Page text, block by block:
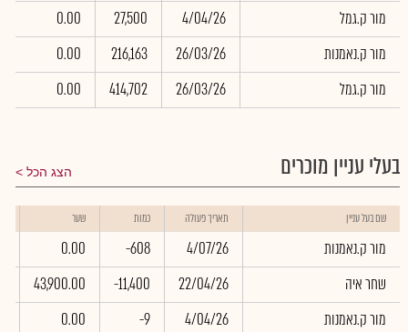
מור ק.גמל
4/04/26
27,500
0.00
מור ק.נאמנות
26/03/26
216,163
0.00
מור ק.גמל
26/03/26
414,702
0.00
בעלי עניין מוכרים הצג הכל
שם בעל עניין תאריך פעולה כמות שער
מור ק.נאמנות 4/07/26
-608
0.00
שחר איה
22/04/26
-11,400
43,900.00
מור ק.נאמנות
4/04/26
-9
0.00